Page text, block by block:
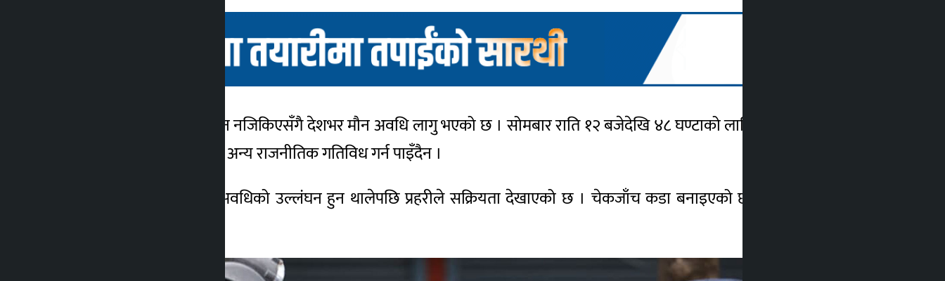
काठमाडौं । निर्वाचनको दिन नजिकिएसँगै देशभर मौन अवधि लागु भएको छ । सोमबार राति १२ बजेदेखि ४८ घण्टाको लागि मौन अवधि सुरु भएको हो
। यो अविधमा मत माग्ने तथा अन्य राजनीतिक गतिविध गर्न पाइँदैन ।
यसैबीच झापा-५ मा मौन अवधिको उल्लंघन हुन थालेपछि प्रहरीले सक्रियता देखाएको छ । चेकजाँच कडा बनाइएको छ भने शंकास्पद गतिविधिमा